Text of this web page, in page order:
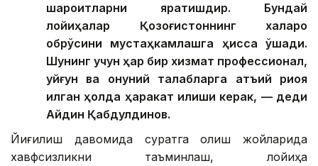
шароитларни яратишдир. Бундай
лойиҳалар Қозоғистоннинг халқаро
обрўсини мустаҳкамлашга ҳисса қўшади.
Шунинг учун ҳар бир хизмат профессионал,
уйғун ва қонуний талабларга қатъий риоя
қилган ҳолда ҳаракат қилиши керак, — деди
Айдин Қабдулдинов.
Йиғилиш давомида суратга олиш жойларида
хавфсизликни таъминлаш, лойиҳа